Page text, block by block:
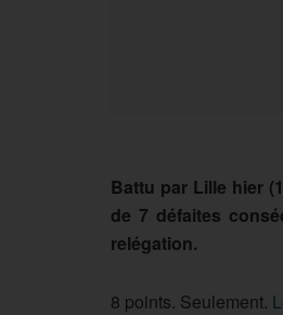
Battu par Lille hier
de 7 défaites
relégation.
8 points. Seulement.